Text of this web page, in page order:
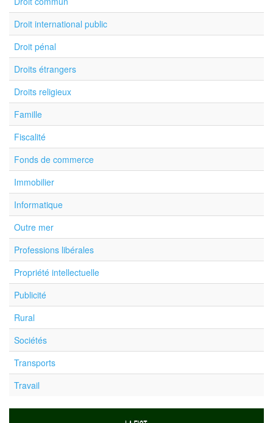
Droit international public
Droit pénal
Droits étrangers
Droits religieux
Famille
Fiscalité
Fonds de commerce
Immobilier
Informatique
Outre mer
Professions libérales
Propriété intellectuelle
Publicité
Rural
Sociétés
Transports
Travail